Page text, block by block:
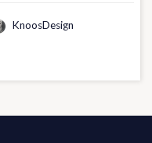
KnoosDesign